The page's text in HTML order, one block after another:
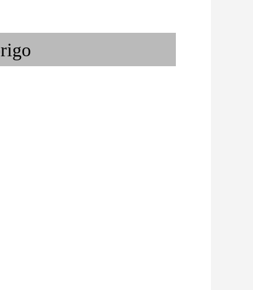
/ F...
は在た！！